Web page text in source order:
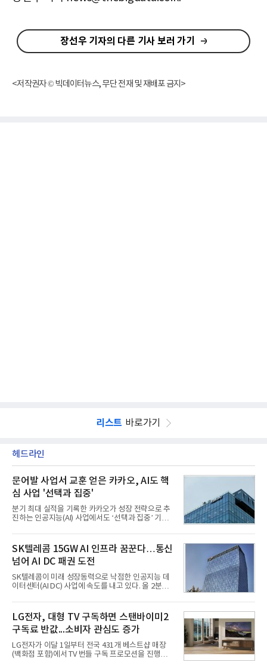
장선우 기자의 다른 기사 보러 가기
<저작권자 © 빅데이터뉴스, 무단 전재 및 재배포 금지>
리스트 바로가기
헤드라인
문어발 사업서 교훈 얻은 카카오, AI도 핵
심 사업 '선택과 집중'
분기 최대 실적을 기록한 카카오가 성장 전략으로 추
진하는 인공지능(AI) 사업에서도 ‘선택과 집중’ 기조
라 투자에 나서는 것과 달리, 카카오는 ‘카카오톡’이
라는 플랫폼 경쟁력을 활용한 AI 에이전트 서비스에
집중하는 전략이다. 과거 무리한 사업 확장 과정에서
겪었던 시행착오를 되풀이하지 않고 핵심 역량에 집
중하겠다는 취지로 풀이된다.7일 업계에 따르면 카카
오는 올해 2분기 연결 기준 매출 2조985억원, 영업이
익 2770억원을 기록했다. 전년 동기 대비 매출과 영업
은 4884억
SK텔레콤 15GW AI 인프라 꿈꾼다…통신
넘어 AI DC 패권 도전
SK텔레콤이 미래 성장동력으로 낙점한 인공지능 데
이터센터(AI DC) 사업에 속도를 내고 있다. 올 2분기
는 2035년까지 총 15GW(기가와트) 규모의 AI DC를
구축하겠다는 대형 청사진을 제시하면서다. 이에 따
라 경쟁 구도 역시 이동통신사인 KT, LG유플러스를
넘어 네이버, 삼성SDS 등 IT 인프라 기업으로 확장되
고 있다.7일 SK텔레콤에 따르면 회사는 올해 2분기
연결 기준 매출 4조 3591억원, 영업이익 5660억원을
기록했다. 매출은 전년 동기 대비 0.5%, 영업이익은
LG전자, 대형 TV 구독하면 스탠바이미2
구독료 반값...소비자 관심도 증가
LG전자가 이달 1일부터 전국 431개 베스트샵 매장
(백화점 포함)에서 TV 번들 구독 프로모션을 진행하고